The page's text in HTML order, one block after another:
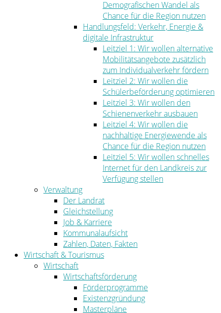
Demografischen Wandel als
Chance für die Region nutzen
Handlungsfeld: Verkehr, Energie &
digitale Infrastruktur
Leitziel 1: Wir wollen alternative
Mobilitätsangebote zusätzlich
zum Individualverkehr fördern
Leitziel 2: Wir wollen die
Schülerbeförderung optimieren
Leitziel 3: Wir wollen den
Schienenverkehr ausbauen
Leitziel 4: Wir wollen die
nachhaltige Energiewende als
Chance für die Region nutzen
Leitziel 5: Wir wollen schnelles
Internet für den Landkreis zur
Verfügung stellen
Verwaltung
Der Landrat
Gleichstellung
Job & Karriere
Kommunalaufsicht
Zahlen, Daten, Fakten
Wirtschaft & Tourismus
Wirtschaft
Wirtschaftsförderung
Förderprogramme
Existenzgründung
Masterpläne